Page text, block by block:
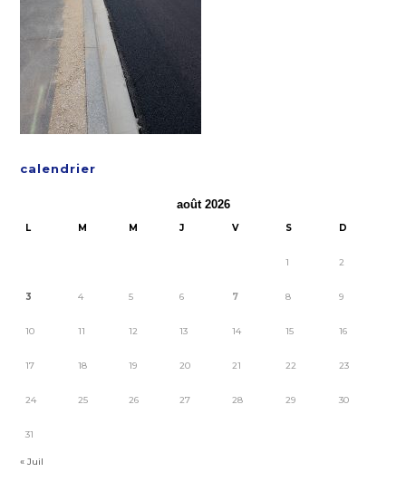
calendrier
août 2026
L M M J V S D
1 2
3 4 5 6 7 8 9
10 11 12 13 14 15 16
17 18 19 20 21 22 23
24 25 26 27 28 29 30
31
« Juil